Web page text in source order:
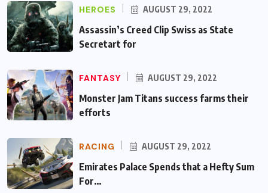
HEROES AUGUST 29, 2022
Assassin’s Creed Clip Swiss as State
Secretart for
FANTASY AUGUST 29, 2022
Monster Jam Titans success farms their
efforts
RACING AUGUST 29, 2022
Emirates Palace Spends that a Hefty Sum
For…